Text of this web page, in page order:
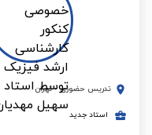
تدریس حضوری - تهران
استاد جدید